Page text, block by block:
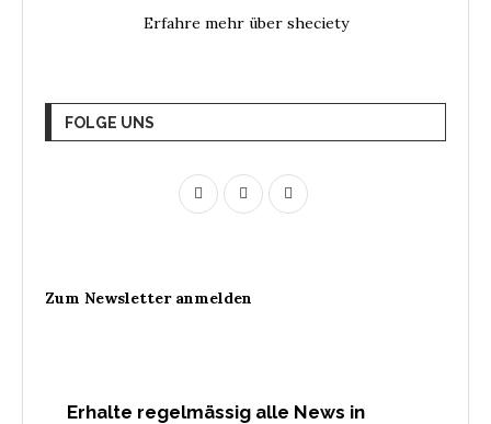
Erfahre mehr über sheciety
FOLGE UNS
Zum Newsletter anmelden
Erhalte regelmässig alle News in